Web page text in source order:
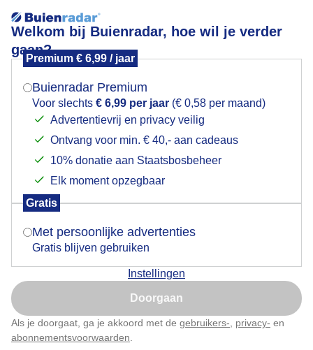
Welkom bij Buienradar, hoe wil je verder
gaan?
Premium € 6,99 / jaar
Buienradar Premium
Voor slechts € 6,99 per jaar (€ 0,58 per maand)
Advertentievrij en privacy veilig
Ontvang voor min. € 40,- aan cadeaus
10% donatie aan Staatsbosbeheer
Elk moment opzegbaar
Gratis
Met persoonlijke advertenties
Gratis blijven gebruiken
Instellingen
Doorgaan
Als je doorgaat, ga je akkoord met de gebruikers- privacy- en
abonnementsvoorwaarden
Zon, wolken en een lekker windje.
Langs de Lagewaard.
Door: Michel Looyenstein Gemaakt: 03-08-2025, 87x bekeken
Mogen we je locatie gebruiken voor het
Indien je hier nog geen akkoord op hebt gegeven,
verschijnt er zo een pop-up uit je browser waarin
Is goed, toon de popup
Nu niet, misschien later
Klik hierom dit aan te passen